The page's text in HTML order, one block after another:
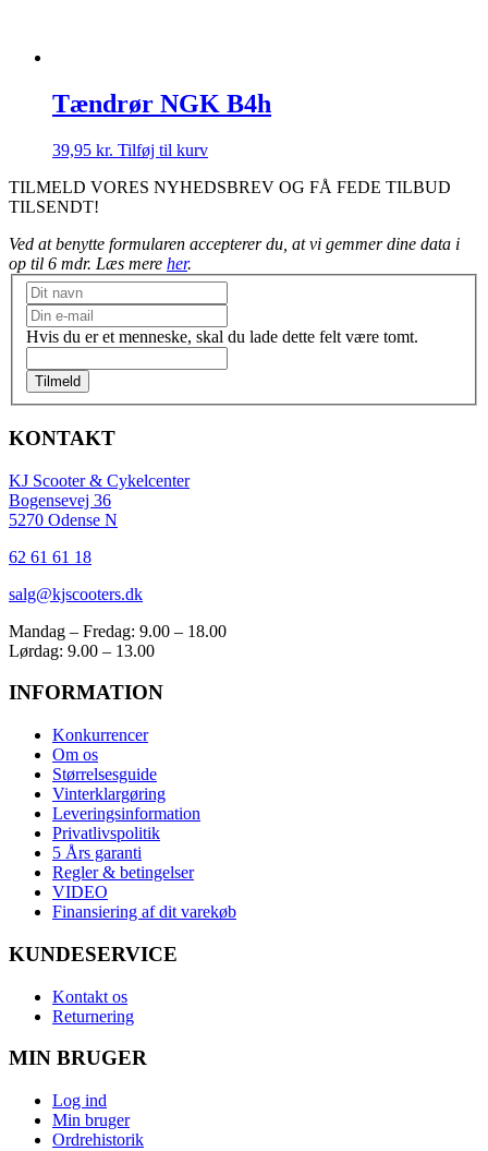
Tændrør NGK B4h
39,95 kr. Tilføj til kurv
TILMELD VORES NYHEDSBREV OG FÅ FEDE TILBUD
TILSENDT!
Ved at benytte formularen accepterer du, at vi gemmer dine data i
op til 6 mdr. Læs mere her.
Nyhedsbrev
Hvis du er et menneske, skal du lade dette felt være tomt.
Tilmeld
KONTAKT
KJ Scooter & Cykelcenter
Bogensevej 36
5270 Odense N
62 61 61 18
salg@kjscooters.dk
Mandag – Fredag: 9.00 – 18.00
Lørdag: 9.00 – 13.00
INFORMATION
Konkurrencer
Om os
Størrelsesguide
Vinterklargøring
Leveringsinformation
Privatlivspolitik
5 Års garanti
Regler & betingelser
VIDEO
Finansiering af dit varekøb
KUNDESERVICE
Kontakt os
Returnering
MIN BRUGER
Log ind
Min bruger
Ordrehistorik